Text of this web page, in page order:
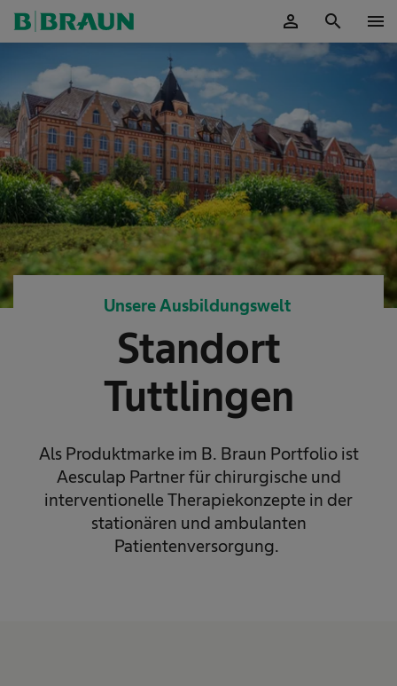
person search menu
Unsere Ausbildungswelt
Standort
Tuttlingen
Als Produktmarke im B. Braun Portfolio ist
Aesculap Partner für chirurgische und
interventionelle Therapiekonzepte in der
stationären und ambulanten
Patientenversorgung.